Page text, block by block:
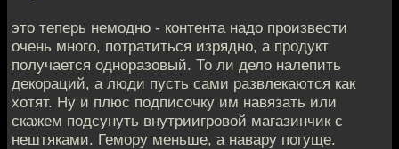
это теперь немодно - контента надо произвести
очень много, потратиться изрядно, а продукт
получается одноразовый. То ли дело налепить
декораций, а люди пусть сами развлекаются как
хотят. Ну и плюс подписочку им навязать или
скажем подсунуть внутриигровой магазинчик с
нештяками. Гемору меньше, а навару погуще.